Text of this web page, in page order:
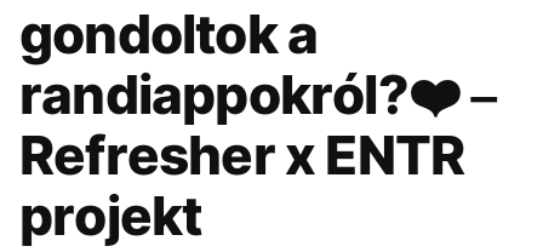
ÉLETMÓD DESIGN
BESZÉLGETÉSEK ARCOK
VIDEÓ TÖRTÉNETEK
GASZTRO
gondoltok a
randiappokról?❤️ –
Refresher x ENTR
projekt